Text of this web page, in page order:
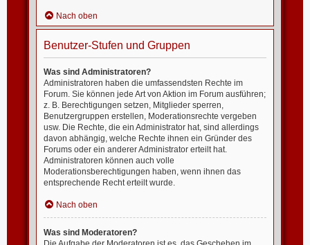
Nach oben
Benutzer-Stufen und Gruppen
Was sind Administratoren?
Administratoren haben die umfassendsten Rechte im
Forum. Sie können jede Art von Aktion im Forum ausführen;
z. B. Berechtigungen setzen, Mitglieder sperren,
Benutzergruppen erstellen, Moderationsrechte vergeben
usw. Die Rechte, die ein Administrator hat, sind allerdings
davon abhängig, welche Rechte ihnen ein Gründer des
Forums oder ein anderer Administrator erteilt hat.
Administratoren können auch volle
Moderationsberechtigungen haben, wenn ihnen das
entsprechende Recht erteilt wurde.
Nach oben
Was sind Moderatoren?